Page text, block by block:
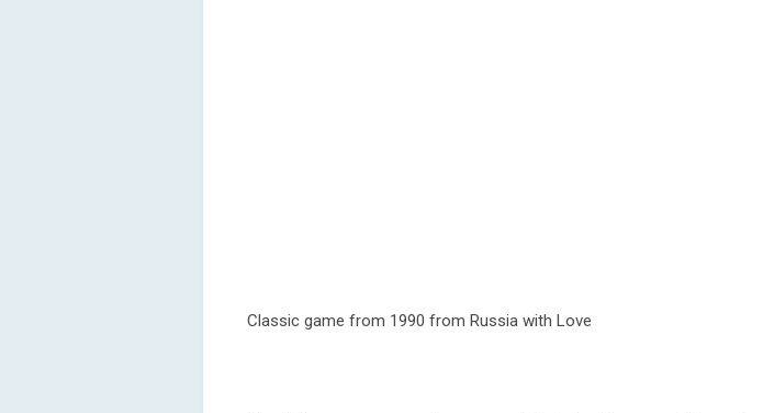
Classic game from 1990 from Russia with Love